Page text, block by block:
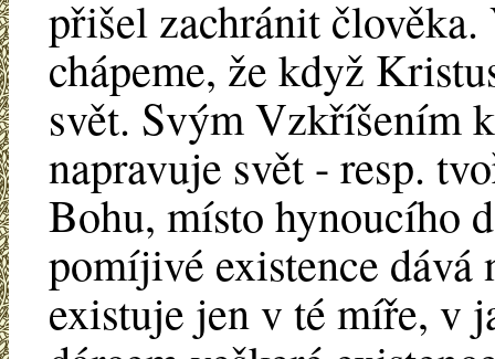
přišel zachránit člověka.
chápeme, že když
svět. Svým Vzkříšením
napravuje svět - resp.
Bohu, místo hynoucího
pomíjivé existence
existuje jen v té míře, v